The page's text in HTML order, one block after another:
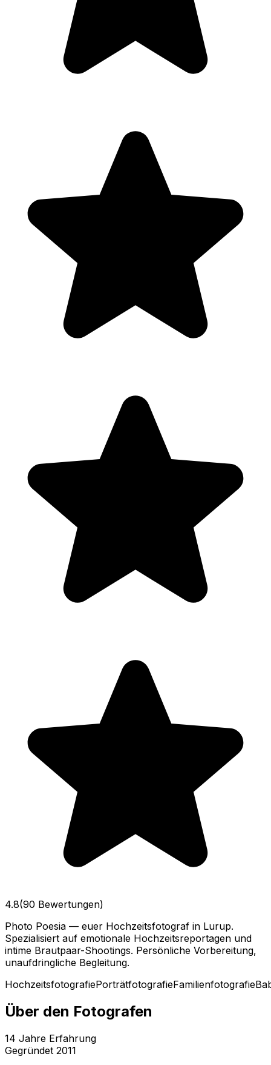
4.8(90 Bewertungen)
Photo Poesia — euer Hochzeitsfotograf in Lurup.
Spezialisiert auf emotionale Hochzeitsreportagen und
intime Brautpaar-Shootings. Persönliche Vorbereitung,
unaufdringliche Begleitung.
HochzeitsfotografiePorträtfotografieFamilienfotografie
Über den Fotografen
14 Jahre Erfahrung
Gegründet 2011